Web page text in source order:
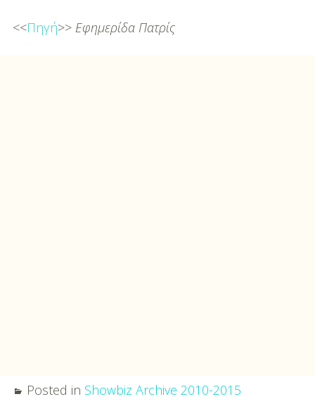
<<Πηγή>> Εφημερίδα Πατρίς
Posted in Showbiz Archive 2010-2015